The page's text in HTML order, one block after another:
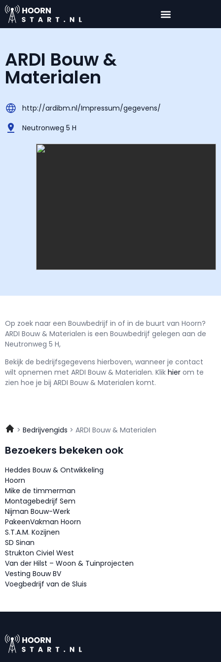
ARDI Bouw &
Materialen
http://ardibm.nl/Impressum/gegevens/
Neutronweg 5 H
Op zoek naar een Bouwbedrijf in of in de buurt van Hoorn?
ARDI Bouw & Materialen is een Bouwbedrijf gelegen aan de
Neutronweg 5 H,
Bekijk de bedrijfsgegevens hierboven, wanneer je contact
wilt opnemen met ARDI Bouw & Materialen. Klik hier om te
zien hoe je bij ARDI Bouw & Materialen komt.
Bedrijvengids ARDI Bouw & Materialen
Bezoekers bekeken ook
Heddes Bouw & Ontwikkeling
Hoorn
Mike de timmerman
Montagebedrijf Sem
Nijman Bouw-Werk
PakeenVakman Hoorn
S.T.A.M. Kozijnen
SD Sinan
Strukton Civiel West
Van der Hilst – Woon & Tuinprojecten
Vesting Bouw BV
Voegbedrijf van de Sluis